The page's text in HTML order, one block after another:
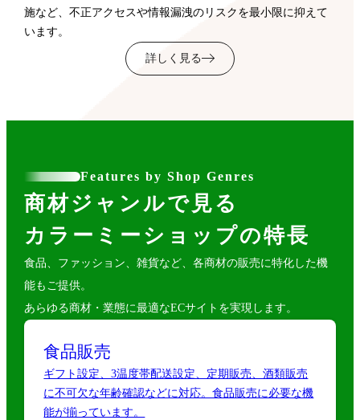
施など、不正アクセスや情報漏洩のリスクを最小限に抑えて
います。
詳しく見る
Features by Shop Genres
商材ジャンルで見る
カラーミーショップの特長
食品、ファッション、雑貨など、各商材の販売に特化した機
能もご提供。
あらゆる商材・業態に最適なECサイトを実現します。
食品販売
ギフト設定、3温度帯配送設定、定期販売、酒類販売
に不可欠な年齢確認などに対応。食品販売に必要な機
能が揃っています。